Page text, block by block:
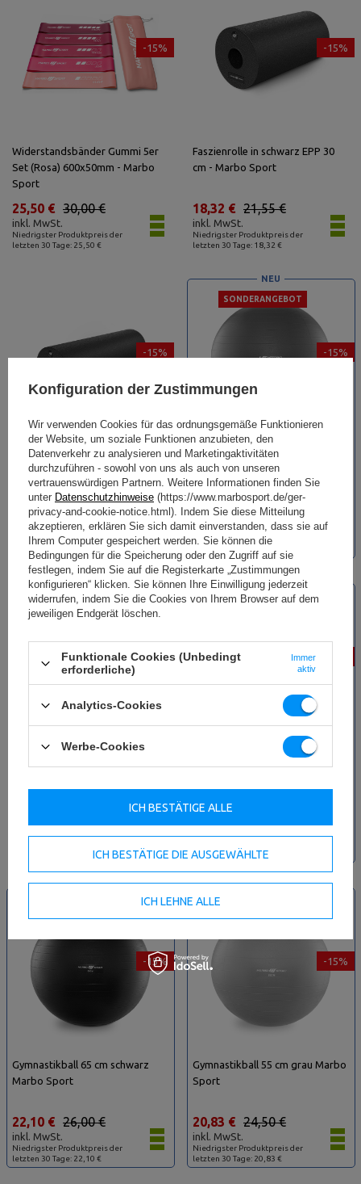
-15%
Widerstandsbänder Gummi 5er
Set (Rosa) 600x50mm - Marbo
Sport
Niedrigster Produktpreis der
letzten 30 Tage: 25,50 €
30,00 €
25,50 €
inkl. MwSt.
-15%
Faszienrolle in schwarz EPP 30
cm - Marbo Sport
Niedrigster Produktpreis der
letzten 30 Tage: 18,32 €
21,55 €
18,32 €
inkl. MwSt.
-15%
Massagerolle EPP 45 cm schwarz
- Marbo Sport
Niedrigster Produktpreis der
letzten 30 Tage: 20,60 €
24,23 €
20,60 €
inkl. MwSt.
-15%
SONDERANGEBOT
NEU
Gymnastikball 75 cm graphit
UpForm
Niedrigster Produktpreis der
letzten 30 Tage: 28,00 €
31,50 €
26,78 €
inkl. MwSt.
-15%
letzten 30 Tage: 30,18 €
SONDERANGEBOT
NEU
Gymnastikball 65 cm rosa Marbo
letzten 30 Tage: 22,10 €
-15%
Gymnastikball 65 cm schwarz
Marbo Sport
Niedrigster Produktpreis der
letzten 30 Tage: 22,10 €
26,00 €
22,10 €
inkl. MwSt.
-15%
Gymnastikball 55 cm grau Marbo
Sport
Niedrigster Produktpreis der
letzten 30 Tage: 20,83 €
24,50 €
20,83 €
inkl. MwSt.
Konfiguration der Zustimmungen
Wir verwenden Cookies für das ordnungsgemäße Funktionieren
der Website, um soziale Funktionen anzubieten, den
Datenverkehr zu analysieren und Marketingaktivitäten
durchzuführen - sowohl von uns als auch von unseren
vertrauenswürdigen Partnern. Weitere Informationen finden Sie
unter Datenschutzhinweise (https://www.marbosport.de/ger-
privacy-and-cookie-notice.html). Indem Sie diese Mitteilung
akzeptieren, erklären Sie sich damit einverstanden, dass sie auf
Ihrem Computer gespeichert werden. Sie können die
Bedingungen für die Speicherung oder den Zugriff auf sie
festlegen, indem Sie auf die Registerkarte „Zustimmungen
konfigurieren“ klicken. Sie können Ihre Einwilligung jederzeit
widerrufen, indem Sie die Cookies von Ihrem Browser auf dem
jeweiligen Endgerät löschen.
Funktionale Cookies (Unbedingt
erforderliche)
Immer
aktiv
Analytics-Cookies
Werbe-Cookies
ICH BESTÄTIGE DIE AUSGEWÄHLTE
ICH LEHNE ALLE
ICH BESTÄTIGE ALLE